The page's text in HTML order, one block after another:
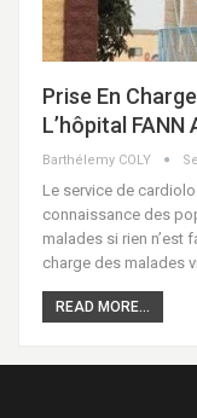
Prise En
L’hôpital
Barthélemy COLY
Le service de
connaissance des
malades si rien n’est
charge des malades
READ MORE...